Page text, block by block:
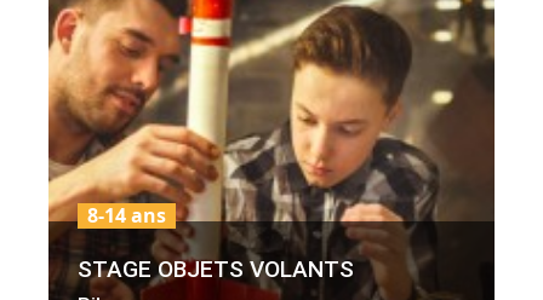
STAGE OBJETS VOLANTS
8-14 ans